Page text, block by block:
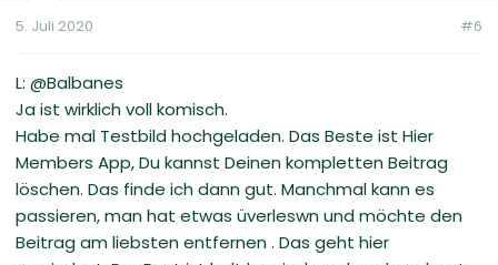
5. Juli 2020 #6
L: @Balbanes
Ja ist wirklich voll komisch.
Habe mal Testbild hochgeladen. Das Beste ist Hier
Members App, Du kannst Deinen kompletten Beitrag
löschen. Das finde ich dann gut. Manchmal kann es
passieren, man hat etwas üverleswn und möchte den
Beitrag am liebsten entfernen . Das geht hier